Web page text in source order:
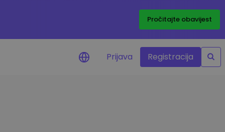
Pročitajte obavijest
Prijava Registracija